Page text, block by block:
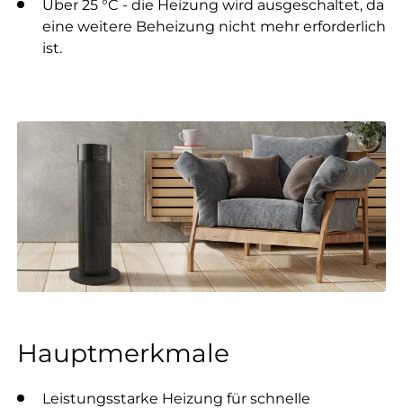
Über 25 °C - die Heizung wird ausgeschaltet, da
eine weitere Beheizung nicht mehr erforderlich
ist.
Hauptmerkmale
Leistungsstarke Heizung für schnelle